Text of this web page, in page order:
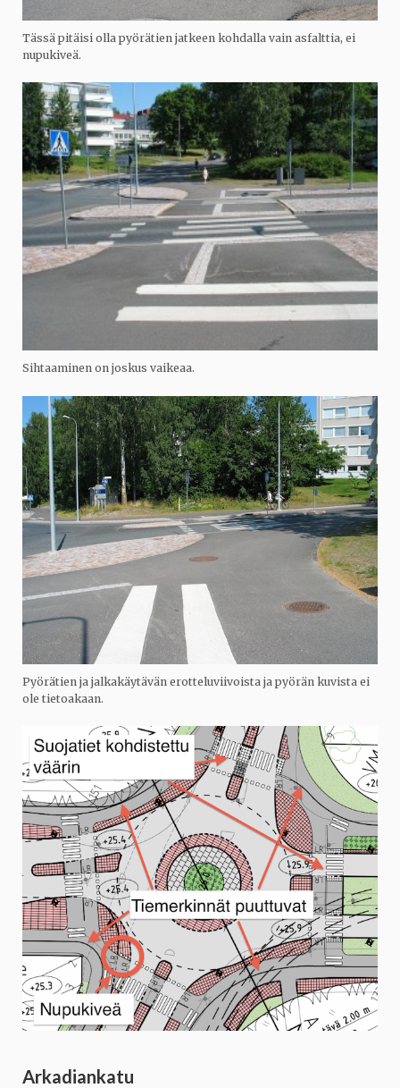
Tässä pitäisi olla pyörätien jatkeen kohdalla vain asfalttia, ei
nupukiveä.
Sihtaaminen on joskus vaikeaa.
Pyörätien ja jalkakäytävän erotteluviivoista ja pyörän kuvista ei
ole tietoakaan.
Arkadiankatu